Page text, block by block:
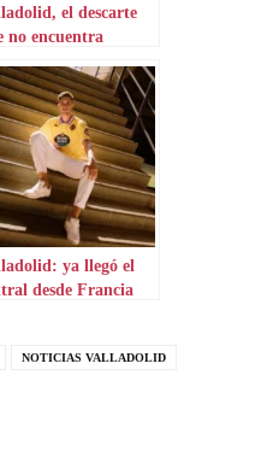
el descarte
no encuentra
ya llegó el
desde Francia
NOTICIAS VALLADOLID